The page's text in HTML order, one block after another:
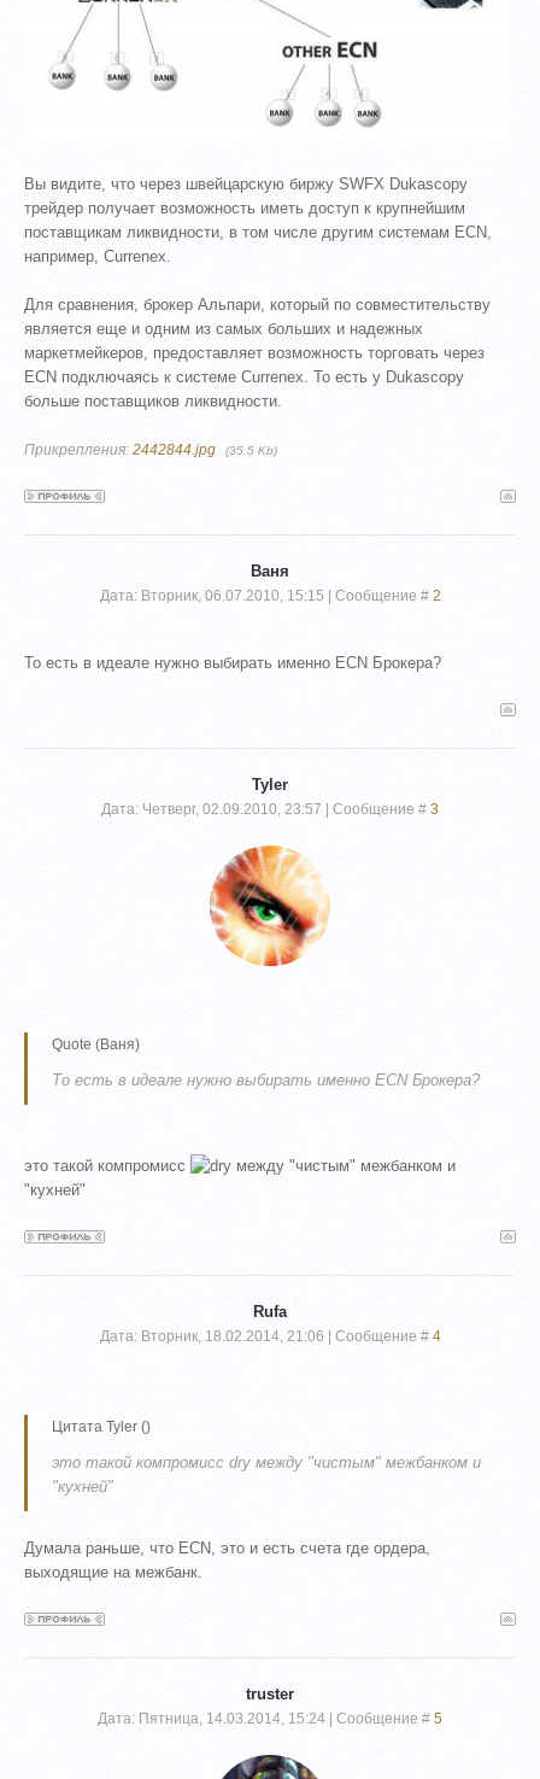
Вы видите, что через швейцарскую биржу SWFX Dukascopy
трейдер получает возможность иметь доступ к крупнейшим
поставщикам ликвидности, в том числе другим системам ECN,
например, Currenex.
Для сравнения, брокер Альпари, который по совместительству
является еще и одним из самых больших и надежных
маркетмейкеров, предоставляет возможность торговать через
ECN подключаясь к системе Currenex. То есть у Dukascopy
больше поставщиков ликвидности.
Прикрепления:2442844.jpg (35.5 Kb)
Ваня
Дата: Вторник, 06.07.2010, 15:15 | Сообщение # 2
То есть в идеале нужно выбирать именно ECN Брокера?
Tyler
Дата: Четверг, 02.09.2010, 23:57 | Сообщение # 3
Quote (Ваня)
То есть в идеале нужно выбирать именно ECN Брокера?
это такой компромисс
между "чистым" межбанком и
"кухней"
Rufa
Дата: Вторник, 18.02.2014, 21:06 | Сообщение # 4
Цитата Tyler ()
это такой компромисс dry между "чистым" межбанком и
"кухней"
Думала раньше, что ECN, это и есть счета где ордера,
выходящие на межбанк.
truster
Дата: Пятница, 14.03.2014, 15:24 | Сообщение # 5